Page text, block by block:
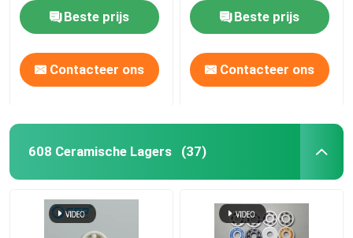
Beste prijs
Contacteer ons
Beste prijs
Contacteer ons
608 Ceramische Lagers (37)